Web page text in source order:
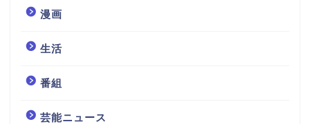
漫画
生活
番組
芸能ニュース